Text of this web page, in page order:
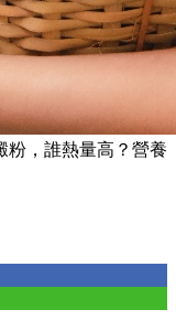
粉，誰熱量高？營養